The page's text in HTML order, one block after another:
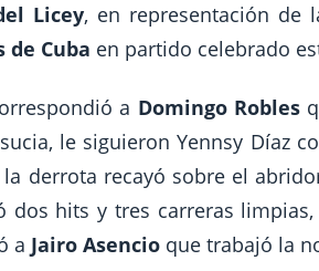
Licey, en representación de
de Cuba en partido celebrado
a Domingo Robles
le siguieron Yennsy Díaz
la derrota recayó sobre el
dos hits y tres carreras
a Jairo Asencio que trabajó la